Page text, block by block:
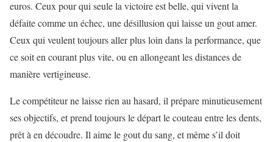
euros. Ceux pour qui seule la victoire est belle, qui vivent la
défaite comme un échec, une désillusion qui laisse un gout amer.
Ceux qui veulent toujours aller plus loin dans la performance, que
ce soit en courant plus vite, ou en allongeant les distances de
manière vertigineuse.
Le compétiteur ne laisse rien au hasard, il prépare minutieusement
ses objectifs, et prend toujours le départ le couteau entre les dents,
prêt à en découdre. Il aime le gout du sang, et même s’il doit